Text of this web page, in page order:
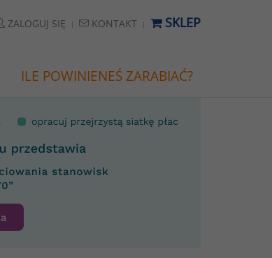
ZALOGUJ SIĘ KONTAKT SKLEP
ILE POWINIENEŚ ZARABIAĆ?